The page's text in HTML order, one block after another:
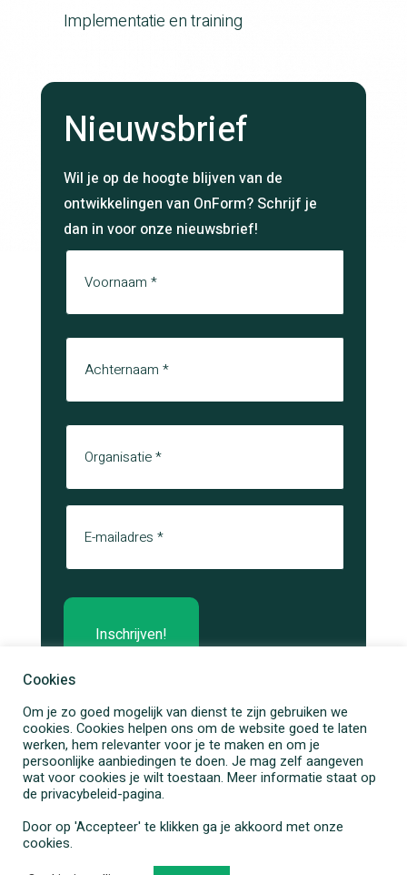
Implementatie en training
Nieuwsbrief
Wil je op de hoogte blijven van de
ontwikkelingen van OnForm? Schrijf je
dan in voor onze nieuwsbrief!
Naam
Voornaam
Achternaam
Organisatie
E-mail
Privacybeleid
Cookies
Om je zo goed mogelijk van dienst te zijn gebruiken we
cookies. Cookies helpen ons om de website goed te laten
werken, hem relevanter voor je te maken en om je
persoonlijke aanbiedingen te doen. Je mag zelf aangeven
wat voor cookies je wilt toestaan. Meer informatie staat op
de privacybeleid-pagina.
Door op 'Accepteer' te klikken ga je akkoord met onze
cookies.